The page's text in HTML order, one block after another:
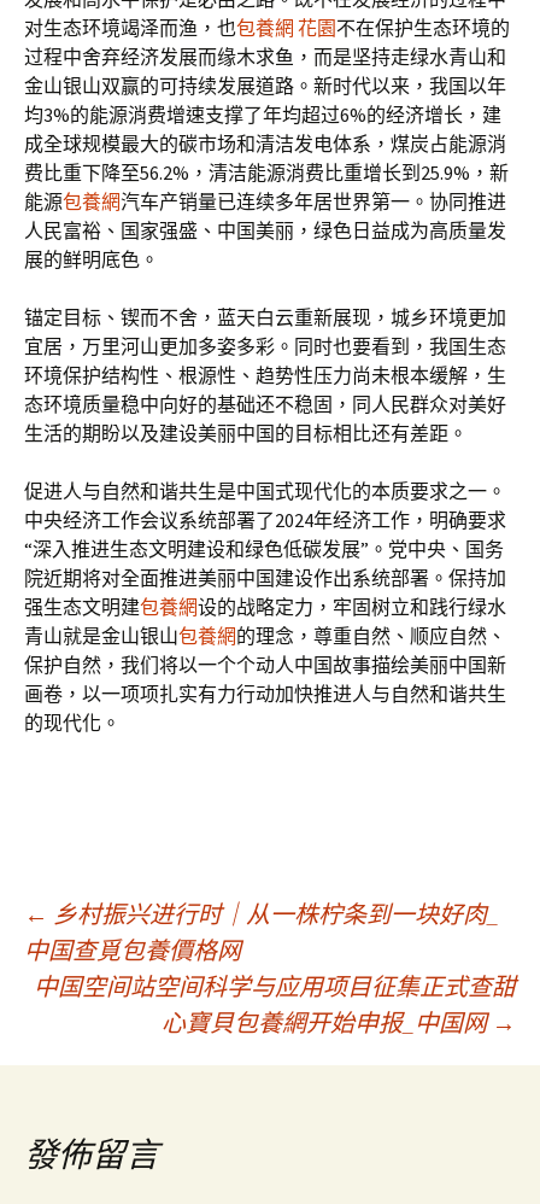
对生态环境竭泽而渔，也包養網 花園不在保护生态环境的
过程中舍弃经济发展而缘木求鱼，而是坚持走绿水青山和
金山银山双赢的可持续发展道路。新时代以来，我国以年
均3%的能源消费增速支撑了年均超过6%的经济增长，建
成全球规模最大的碳市场和清洁发电体系，煤炭占能源消
费比重下降至56.2%，清洁能源消费比重增长到25.9%，新
能源包養網汽车产销量已连续多年居世界第一。协同推进
人民富裕、国家强盛、中国美丽，绿色日益成为高质量发
展的鲜明底色。
锚定目标、锲而不舍，蓝天白云重新展现，城乡环境更加
宜居，万里河山更加多姿多彩。同时也要看到，我国生态
环境保护结构性、根源性、趋势性压力尚未根本缓解，生
态环境质量稳中向好的基础还不稳固，同人民群众对美好
生活的期盼以及建设美丽中国的目标相比还有差距。
促进人与自然和谐共生是中国式现代化的本质要求之一。
中央经济工作会议系统部署了2024年经济工作，明确要求
“深入推进生态文明建设和绿色低碳发展”。党中央、国务
院近期将对全面推进美丽中国建设作出系统部署。保持加
强生态文明建包養網设的战略定力，牢固树立和践行绿水
青山就是金山银山包養網的理念，尊重自然、顺应自然、
保护自然，我们将以一个个动人中国故事描绘美丽中国新
画卷，以一项项扎实有力行动加快推进人与自然和谐共生
的现代化。
文
章
導
覽
← 乡村振兴进行时｜从一株柠条到一块好肉_
中国查覓包養價格网
中国空间站空间科学与应用项目征集正式查甜
心寶貝包養網开始申报_中国网 →
發佈留言